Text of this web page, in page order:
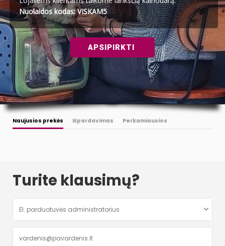
Nuolaidos kodas: VISKAM5
APSIPIRKTI
Naujusios prekės Išpardavimas Perkamiausios
Turite klausimų?